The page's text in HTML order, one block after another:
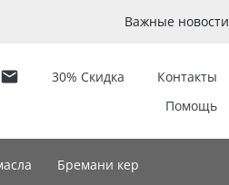
Важные новости
30% Скидка
Контакты
Помощь
Бремани кер